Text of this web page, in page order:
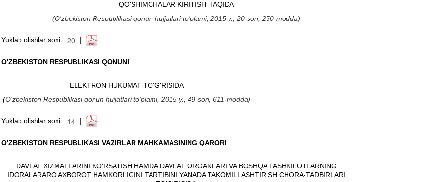
QO'SHIMCHALAR KIRITISH HAQIDA
(O'zbekiston Respublikasi qonun hujjatlari to'plami, 2015 y., 20-son, 250-modda)
Yuklab olishlar soni: |
O'ZBEKISTON RESPUBLIKASI QONUNI
ELEKTRON HUKUMAT TO'G'RISIDA
(O'zbekiston Respublikasi qonun hujjatlari to'plami, 2015 y., 49-son, 611-modda)
Yuklab olishlar soni: |
O'ZBEKISTON RESPUBLIKASI VAZIRLAR MAHKAMASINING QARORI
DAVLAT XIZMATLARINI KO'RSATISH HAMDA DAVLAT ORGANLARI VA BOSHQA TASHKILOTLARNING
IDORALARARO AXBOROT HAMKORLIGINI TARTIBINI YANADA TAKOMILLASHTIRISH CHORA-TADBIRLARI